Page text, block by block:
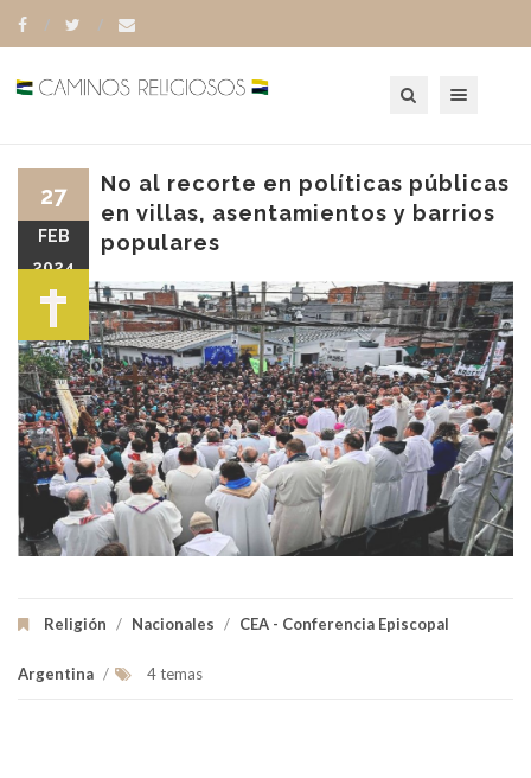
No al recorte en políticas públicas
en villas, asentamientos y barrios
populares
Religión / Nacionales / CEA - Conferencia Episcopal
Argentina / 4 temas
27
FEB
2024